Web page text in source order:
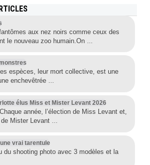
aux nez noirs comme ceux des
le nouveau zoo humain.On
espèces, leur mort collective, est une
enchevêtrée …
élus Miss et Mister Levant 2026
année, l’élection de Miss Levant et,
Mister Levant …
vrai tarentule
du shooting photo avec 3 modèles et la